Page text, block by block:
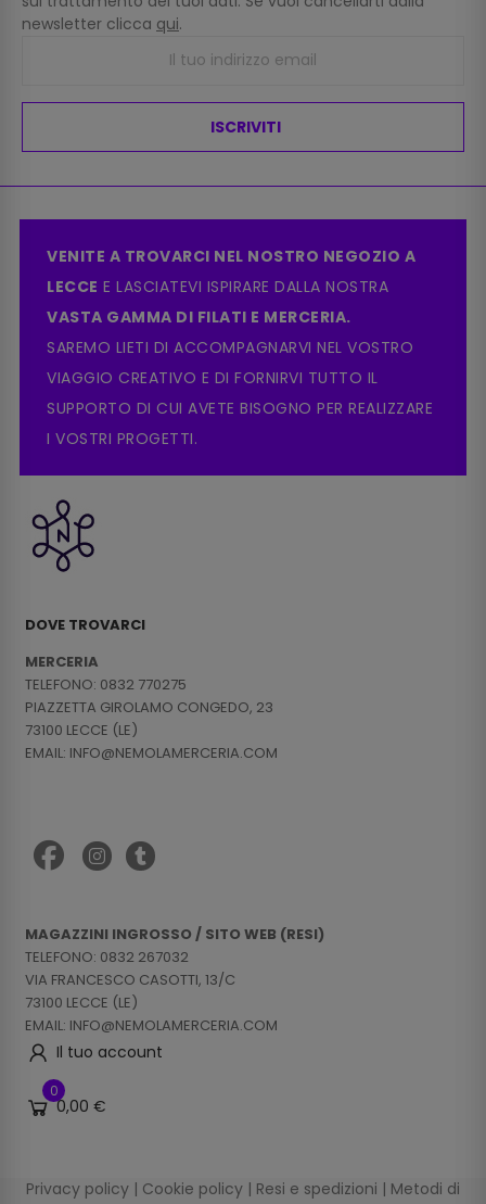
newsletter clicca qui.
ISCRIVITI
VENITE A TROVARCI NEL NOSTRO NEGOZIO A
LECCE E LASCIATEVI ISPIRARE DALLA NOSTRA
VASTA GAMMA DI FILATI E MERCERIA.
SAREMO LIETI DI ACCOMPAGNARVI NEL VOSTRO
VIAGGIO CREATIVO E DI FORNIRVI TUTTO IL
SUPPORTO DI CUI AVETE BISOGNO PER REALIZZARE
I VOSTRI PROGETTI.
DOVE TROVARCI
MERCERIA
TELEFONO: 0832 770275
PIAZZETTA GIROLAMO CONGEDO, 23
73100 LECCE (LE)
EMAIL: INFO@NEMOLAMERCERIA.COM
MAGAZZINI INGROSSO / SITO WEB (RESI)
TELEFONO: 0832 267032
VIA FRANCESCO CASOTTI, 13/C
73100 LECCE (LE)
EMAIL: INFO@NEMOLAMERCERIA.COM
Il tuo account
0
0,00 €
Privacy policy | Cookie policy | Resi e spedizioni | Metodi di